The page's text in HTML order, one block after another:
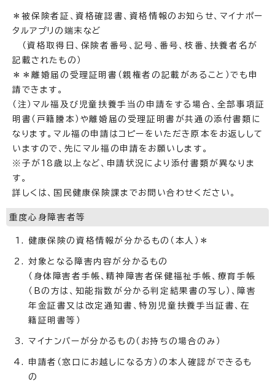
＊被保険者証、資格確認書、資格情報のお知らせ、マイナポー
タルアプリの端末など
（資格取得日、保険者番号、記号、番号、枝番、扶養者名が
記載されたもの）
＊＊離婚届の受理証明書（親権者の記載があること）でも申
請できます。
（注）マル福及び児童扶養手当の申請をする場合、全部事項証
明書（戸籍謄本）や離婚届の受理証明書が共通の添付書類に
なります。マル福の申請はコピーをいただき原本をお返しして
いますので、先にマル福の申請をお願いします。
※子が18歳以上など、申請状況により添付書類が異なりま
す。
詳しくは、国民健康保険課までお問い合わせください。
重度心身障害者等
健康保険の資格情報が分かるもの（本人）＊
対象となる障害内容が分かるもの
（身体障害者手帳、精神障害者保健福祉手帳、療育手帳
（Bの方は、知能指数が分かる判定結果書の写し）、障害
年金証書又は改定通知書、特別児童扶養手当証書、在
籍証明書等）
マイナンバーが分かるもの（お持ちの場合のみ）
申請者（窓口にお越しになる方）の本人確認ができるも
の